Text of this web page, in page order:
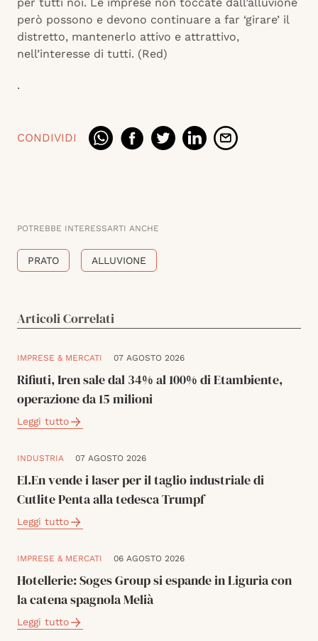
per tutti noi. Le imprese non toccate dall’alluvione
però possono e devono continuare a far ‘girare’ il
distretto, mantenerlo attivo e attrattivo,
nell’interesse di tutti. (Red)
.
CONDIVIDI
POTREBBE INTERESSARTI ANCHE
PRATO ALLUVIONE
Articoli Correlati
IMPRESE & MERCATI 07 AGOSTO 2026
Rifiuti, Iren sale dal 34% al 100% di Etambiente,
operazione da 15 milioni
Leggi tutto
INDUSTRIA 07 AGOSTO 2026
El.En vende i laser per il taglio industriale di
Cutlite Penta alla tedesca Trumpf
Leggi tutto
IMPRESE & MERCATI 06 AGOSTO 2026
Hotellerie: Soges Group si espande in Liguria con
la catena spagnola Melià
Leggi tutto